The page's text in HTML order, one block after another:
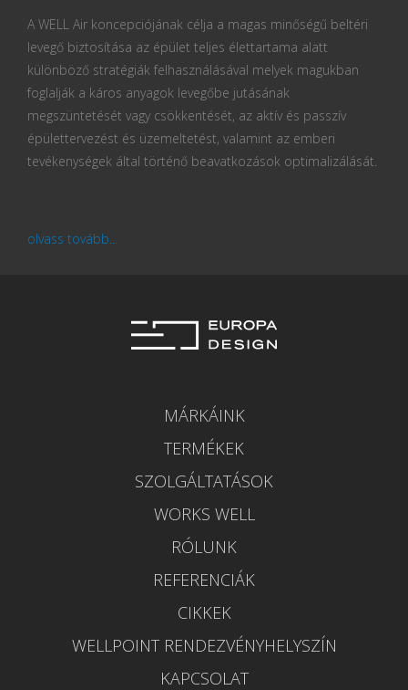
A WELL Air koncepciójának célja a magas minőségű beltéri
levegő biztosítása az épület teljes élettartama alatt
különböző stratégiák felhasználásával melyek magukban
foglalják a káros anyagok levegőbe jutásának
megszüntetését vagy csökkentését, az aktív és passzív
épülettervezést és üzemeltetést, valamint az emberi
tevékenységek által történő beavatkozások optimalizálását.
olvass tovább...
MÁRKÁINK
TERMÉKEK
SZOLGÁLTATÁSOK
WORKS WELL
RÓLUNK
REFERENCIÁK
CIKKEK
WELLPOINT RENDEZVÉNYHELYSZÍN
KAPCSOLAT